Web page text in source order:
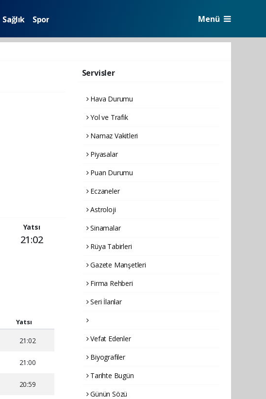
Sağlık Spor Menü
Yatsı
21:02
Yatsı
21:02
21:00
20:59
Servisler
Hava Durumu
Yol ve Trafik
Namaz Vakitleri
Piyasalar
Puan Durumu
Eczaneler
Astroloji
Sinamalar
Rüya Tabirleri
Gazete Manşetleri
Firma Rehberi
Seri İlanlar
Vefat Edenler
Biyografiler
Tarihte Bugün
Günün Sözü